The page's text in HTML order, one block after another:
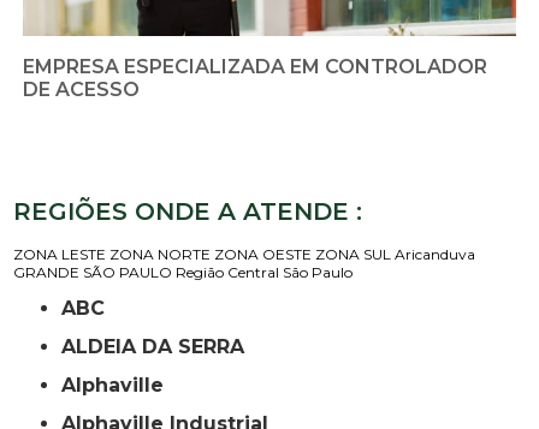
EMPRESA ESPECIALIZADA EM CONTROLADOR
DE ACESSO
REGIÕES ONDE A ATENDE :
ZONA LESTE ZONA NORTE ZONA OESTE ZONA SUL Aricanduva
GRANDE SÃO PAULO Região Central São Paulo
ABC
ALDEIA DA SERRA
Alphaville
Alphaville Industrial